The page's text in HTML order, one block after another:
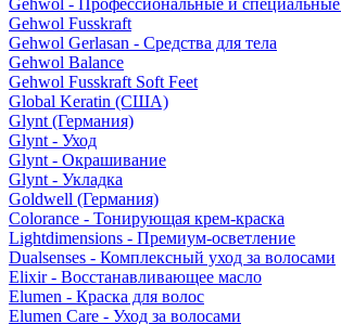
Gehwol - Профессиональные и специальные
Gehwol Fusskraft
Gehwol Gerlasan - Средства для тела
Gehwol Balance
Gehwol Fusskraft Soft Feet
Global Keratin (США)
Glynt (Германия)
Glynt - Уход
Glynt - Окрашивание
Glynt - Укладка
Goldwell (Германия)
Colorance - Тонирующая крем-краска
Lightdimensions - Премиум-осветление
Dualsenses - Комплексный уход за волосами
Elixir - Восстанавливающее масло
Elumen - Краска для волос
Elumen Care - Уход за волосами